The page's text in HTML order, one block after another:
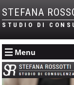
STEFANA
STUDIO DI
Menu